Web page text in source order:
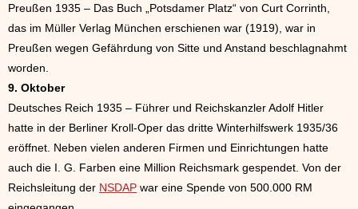
Preußen 1935 – Das Buch „Potsdamer Platz“ von Curt Corrinth,
das im Müller Verlag München erschienen war (1919), war in
Preußen wegen Gefährdung von Sitte und Anstand beschlagnahmt
worden.
9. Oktober
Deutsches Reich 1935 – Führer und Reichskanzler Adolf Hitler
hatte in der Berliner Kroll-Oper das dritte Winterhilfswerk 1935/36
eröffnet. Neben vielen anderen Firmen und Einrichtungen hatte
auch die I. G. Farben eine Million Reichsmark gespendet. Von der
Reichsleitung der NSDAP war eine Spende von 500.000 RM